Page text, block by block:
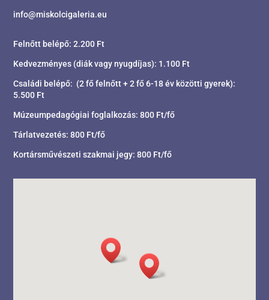
info@miskolcigaleria.eu
Felnőtt belépő: 2.200 Ft
Kedvezményes (diák vagy nyugdíjas): 1.100 Ft
Családi belépő: (2 fő felnőtt + 2 fő 6-18 év közötti gyerek):
5.500 Ft
Múzeumpedagógiai foglalkozás: 800 Ft/fő
Tárlatvezetés: 800 Ft/fő
Kortársművészeti szakmai jegy: 800 Ft/fő